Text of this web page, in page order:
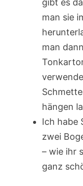
gibt es
man sie
man
hängen
Ich habe
zwei
– wie ihr
ganz